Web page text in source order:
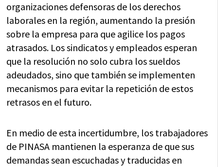
organizaciones defensoras de los derechos
laborales en la región, aumentando la presión
sobre la empresa para que agilice los pagos
atrasados. Los sindicatos y empleados esperan
que la resolución no solo cubra los sueldos
adeudados, sino que también se implementen
mecanismos para evitar la repetición de estos
retrasos en el futuro.
En medio de esta incertidumbre, los trabajadores
de PINASA mantienen la esperanza de que sus
demandas sean escuchadas y traducidas en